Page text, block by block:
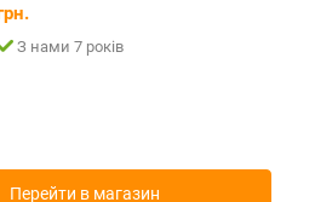
З нами 7 років
Перейти в магазин